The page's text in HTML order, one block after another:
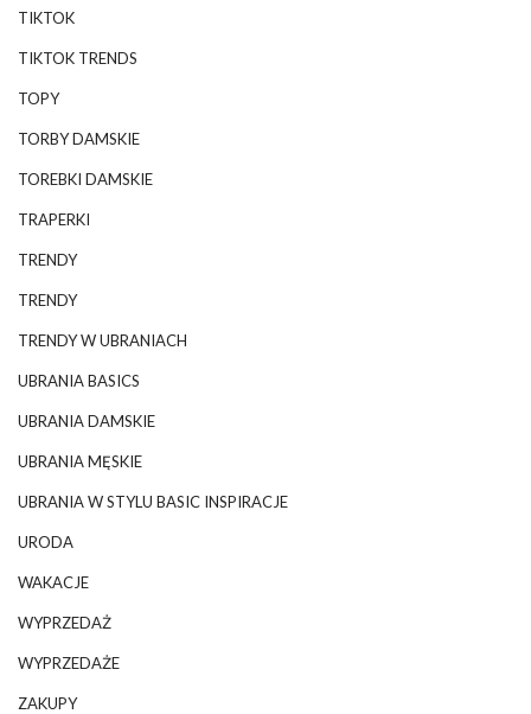
TIKTOK
TIKTOK TRENDS
TOPY
TORBY DAMSKIE
TOREBKI DAMSKIE
TRAPERKI
TRENDY
TRENDY
TRENDY W UBRANIACH
UBRANIA BASICS
UBRANIA DAMSKIE
UBRANIA MĘSKIE
UBRANIA W STYLU BASIC INSPIRACJE
URODA
WAKACJE
WYPRZEDAŻ
WYPRZEDAŻE
ZAKUPY